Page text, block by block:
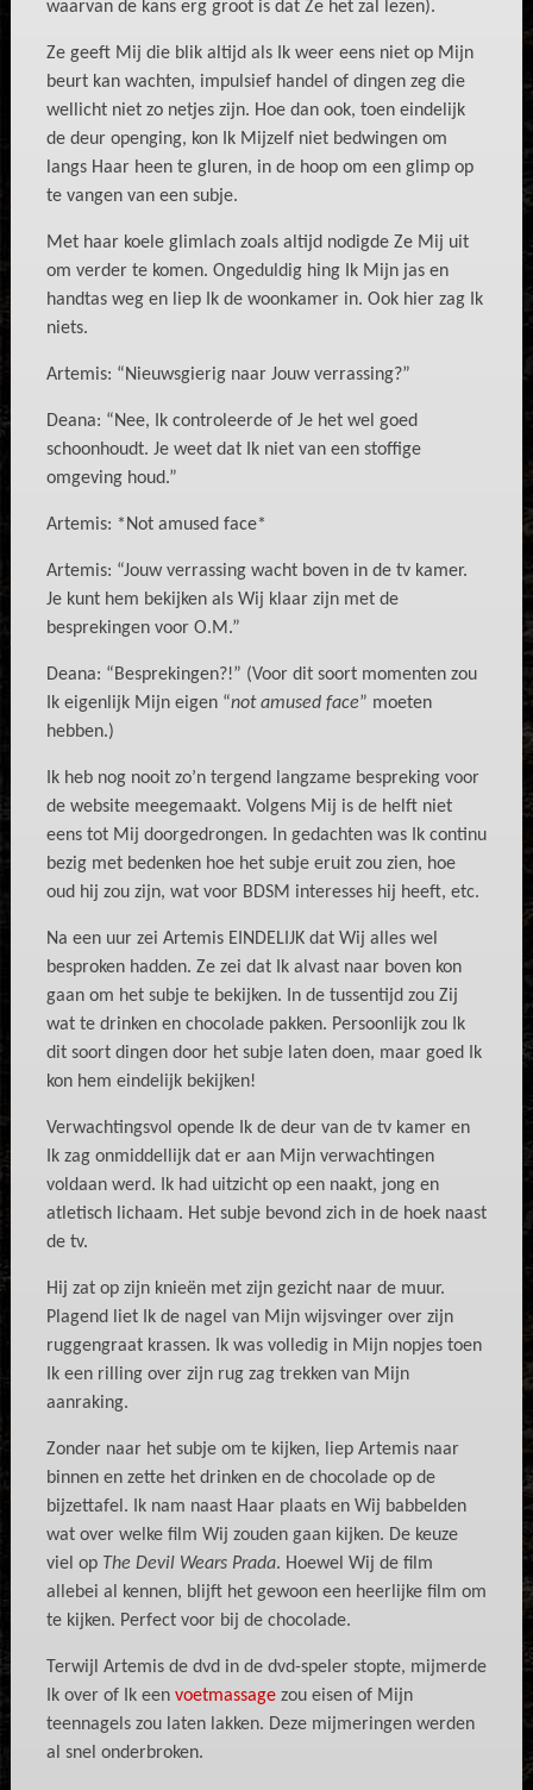
waarvan de kans erg groot is dat Ze het zal lezen).
Ze geeft Mij die blik altijd als Ik weer eens niet op Mijn
beurt kan wachten, impulsief handel of dingen zeg die
wellicht niet zo netjes zijn. Hoe dan ook, toen eindelijk
de deur openging, kon Ik Mijzelf niet bedwingen om
langs Haar heen te gluren, in de hoop om een glimp op
te vangen van een subje.
Met haar koele glimlach zoals altijd nodigde Ze Mij uit
om verder te komen. Ongeduldig hing Ik Mijn jas en
handtas weg en liep Ik de woonkamer in. Ook hier zag Ik
niets.
Artemis: “Nieuwsgierig naar Jouw verrassing?”
Deana: “Nee, Ik controleerde of Je het wel goed
schoonhoudt. Je weet dat Ik niet van een stoffige
omgeving houd.”
Artemis: *Not amused face*
Artemis: “Jouw verrassing wacht boven in de tv kamer.
Je kunt hem bekijken als Wij klaar zijn met de
besprekingen voor O.M.”
Deana: “Besprekingen?!” (Voor dit soort momenten zou
Ik eigenlijk Mijn eigen “not amused face” moeten
hebben.)
Ik heb nog nooit zo’n tergend langzame bespreking voor
de website meegemaakt. Volgens Mij is de helft niet
eens tot Mij doorgedrongen. In gedachten was Ik continu
bezig met bedenken hoe het subje eruit zou zien, hoe
oud hij zou zijn, wat voor BDSM interesses hij heeft, etc.
Na een uur zei Artemis EINDELIJK dat Wij alles wel
besproken hadden. Ze zei dat Ik alvast naar boven kon
gaan om het subje te bekijken. In de tussentijd zou Zij
wat te drinken en chocolade pakken. Persoonlijk zou Ik
dit soort dingen door het subje laten doen, maar goed Ik
kon hem eindelijk bekijken!
Verwachtingsvol opende Ik de deur van de tv kamer en
Ik zag onmiddellijk dat er aan Mijn verwachtingen
voldaan werd. Ik had uitzicht op een naakt, jong en
atletisch lichaam. Het subje bevond zich in de hoek naast
de tv.
Hij zat op zijn knieën met zijn gezicht naar de muur.
Plagend liet Ik de nagel van Mijn wijsvinger over zijn
ruggengraat krassen. Ik was volledig in Mijn nopjes toen
Ik een rilling over zijn rug zag trekken van Mijn
aanraking.
Zonder naar het subje om te kijken, liep Artemis naar
binnen en zette het drinken en de chocolade op de
bijzettafel. Ik nam naast Haar plaats en Wij babbelden
wat over welke film Wij zouden gaan kijken. De keuze
viel op The Devil Wears Prada. Hoewel Wij de film
allebei al kennen, blijft het gewoon een heerlijke film om
te kijken. Perfect voor bij de chocolade.
Terwijl Artemis de dvd in de dvd-speler stopte, mijmerde
Ik over of Ik een voetmassagezou eisen of Mijn
teennagels zou laten lakken. Deze mijmeringen werden
al snel onderbroken.